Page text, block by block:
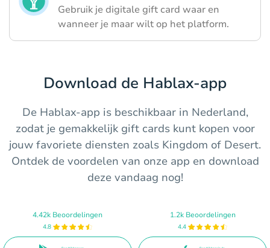
Gebruik je digitale gift card waar en
wanneer je maar wilt op het platform.
Download de Hablax-app
De Hablax-app is beschikbaar in Nederland,
zodat je gemakkelijk gift cards kunt kopen voor
jouw favoriete diensten zoals Kingdom of Desert.
Ontdek de voordelen van onze app en download
deze vandaag nog!
4.42k Beoordelingen
4.8
1.2k Beoordelingen
4.4